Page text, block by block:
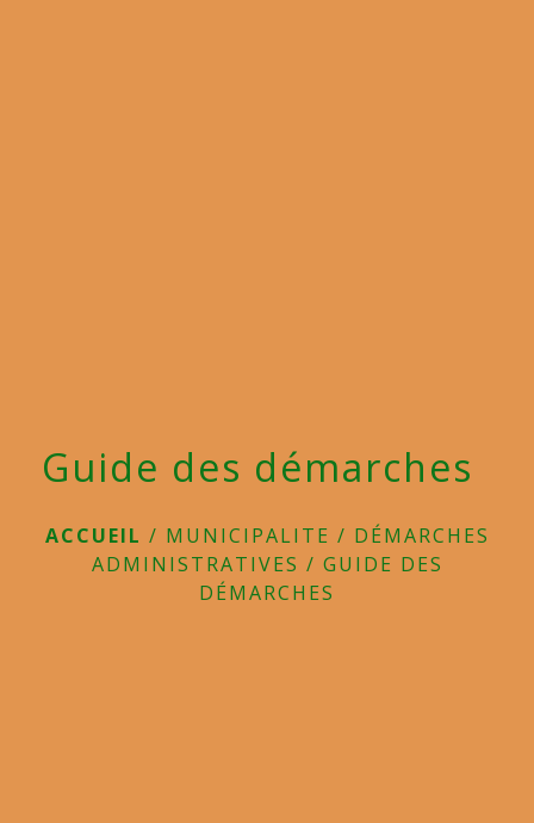
Guide des démarches
ACCUEIL / MUNICIPALITE / DÉMARCHES
ADMINISTRATIVES / GUIDE DES
DÉMARCHES